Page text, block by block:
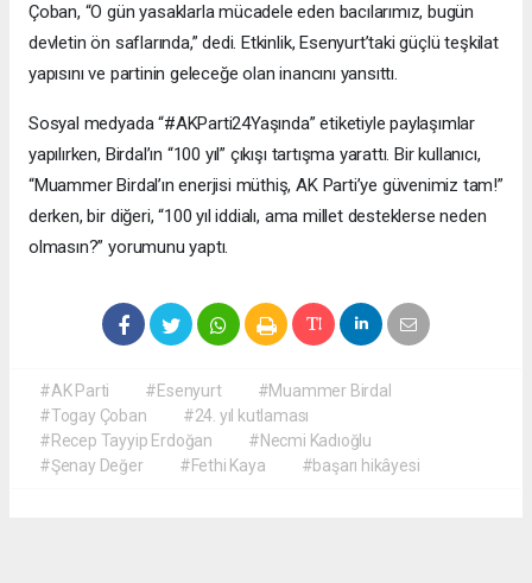
Çoban, “O gün yasaklarla mücadele eden bacılarımız, bugün
devletin ön saflarında,” dedi. Etkinlik, Esenyurt’taki güçlü teşkilat
yapısını ve partinin geleceğe olan inancını yansıttı.
Sosyal medyada “#AKParti24Yaşında” etiketiyle paylaşımlar
yapılırken, Birdal’ın “100 yıl” çıkışı tartışma yarattı. Bir kullanıcı,
“Muammer Birdal’ın enerjisi müthiş, AK Parti’ye güvenimiz tam!”
derken, bir diğeri, “100 yıl iddialı, ama millet desteklerse neden
olmasın?” yorumunu yaptı.
#AK Parti #Esenyurt
#Muammer Birdal
#Togay Çoban
#24. yıl kutlaması
#Recep Tayyip Erdoğan
#Necmi Kadıoğlu
#Şenay Değer
#Fethi Kaya #başarı hikâyesi